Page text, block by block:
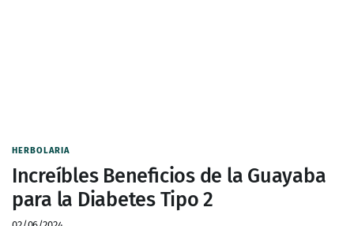
HERBOLARIA
Increíbles Beneficios de la Guayaba
para la Diabetes Tipo 2